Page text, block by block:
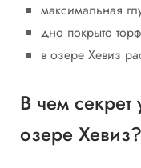
максимальная
дно покрыто
в озере Хевиз
В чем
озере Хевиз?